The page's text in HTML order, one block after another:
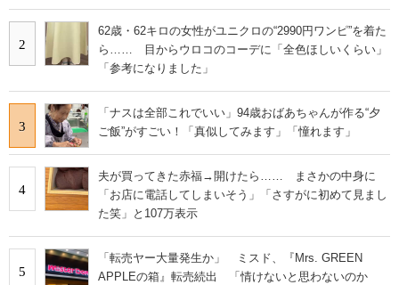
2
62歳・62キロの女性がユニクロの“2990円ワンピ”を着た
ら…… 目からウロコのコーデに「全色ほしいくらい」
「参考になりました」
3
「ナスは全部これでいい」94歳おばあちゃんが作る“夕
ご飯”がすごい！「真似してみます」「憧れます」
4
夫が買ってきた赤福→開けたら…… まさかの中身に
「お店に電話してしまいそう」「さすがに初めて見まし
た笑」と107万表示
5
「転売ヤー大量発生か」 ミスド、『Mrs. GREEN
APPLEの箱』転売続出 「情けないと思わないのか